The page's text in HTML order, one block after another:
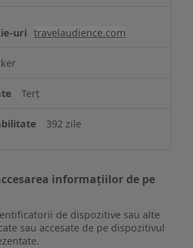
travelaudience.com
Terț
392 zile
informațiilor de pe
de dispozitive sau alte
sau accesate de pe dispozitivul